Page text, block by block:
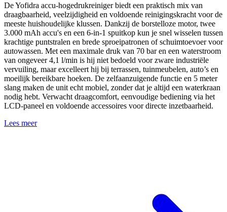
De Yofidra accu-hogedrukreiniger biedt een praktisch mix van
draagbaarheid, veelzijdigheid en voldoende reinigingskracht voor de
meeste huishoudelijke klussen. Dankzij de borstelloze motor, twee
3.000 mAh accu's en een 6-in-1 spuitkop kun je snel wisselen tussen
krachtige puntstralen en brede sproeipatronen of schuimtoevoer voor
autowassen. Met een maximale druk van 70 bar en een waterstroom
van ongeveer 4,1 l/min is hij niet bedoeld voor zware industriële
vervuiling, maar excelleert hij bij terrassen, tuinmeubelen, auto’s en
moeilijk bereikbare hoeken. De zelfaanzuigende functie en 5 meter
slang maken de unit echt mobiel, zonder dat je altijd een waterkraan
nodig hebt. Verwacht draagcomfort, eenvoudige bediening via het
LCD-paneel en voldoende accessoires voor directe inzetbaarheid.
Lees meer